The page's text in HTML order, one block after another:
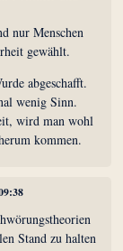
nur Menschen
gewählt.
abgeschafft.
wenig Sinn.
wird man wohl
kommen.
Stand zu halten